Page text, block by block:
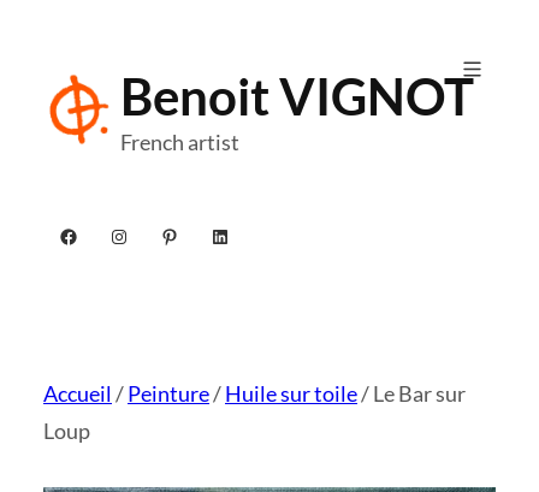
contenu
Benoit VIGNOT
French artist
Facebook
Instagram
Pinterest
LinkedIn
Accueil/Peinture/Huile sur toile/ Le Bar sur
Loup